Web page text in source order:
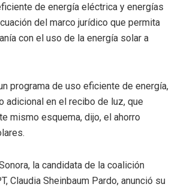
de energía eléctrica y energías
del marco jurídico que permita
con el uso de la energía solar a
programa de uso eficiente de energía,
adicional en el recibo de luz, que
mismo esquema, dijo, el ahorro
la candidata de la coalición
Claudia Sheinbaum Pardo, anunció su